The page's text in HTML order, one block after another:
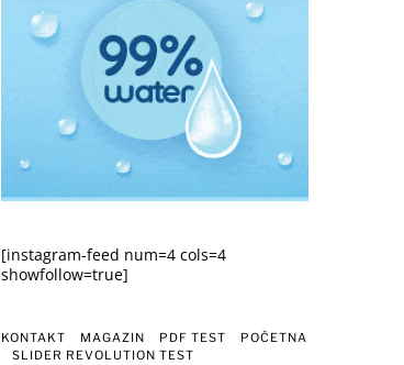
[instagram-feed num=4 cols=4
showfollow=true]
KONTAKT MAGAZIN PDF TEST
POČETNA
SLIDER REVOLUTION TEST